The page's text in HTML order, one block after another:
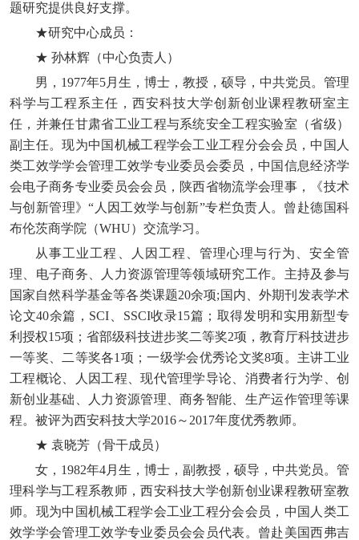
题研究提供良好支撑。
★研究中心成员：
★ 孙林辉（中心负责人）
男，1977年5月生，博士，教授，硕导，中共党员。管理
科学与工程系主任，西安科技大学创新创业课程教研室主
任，并兼任甘肃省工业工程与系统安全工程实验室（省级）
副主任。现为中国机械工程学会工业工程分会会员，中国人
类工效学学会管理工效学专业委员会委员，中国信息经济学
会电子商务专业委员会会员，陕西省物流学会理事，《技术
与创新管理》“人因工效学与创新”专栏负责人。曾赴德国科
布伦茨商学院（WHU）交流学习。
从事工业工程、人因工程、管理心理与行为、安全管
理、电子商务、人力资源管理等领域研究工作。主持及参与
国家自然科学基金等各类课题20余项;国内、外期刊发表学术
论文40余篇，SCI、SSCI收录15篇；取得发明和实用新型专
利授权15项；省部级科技进步奖二等奖2项，教育厅科技进步
一等奖、二等奖各1项；一级学会优秀论文奖8项。主讲工业
工程概论、人因工程、现代管理学导论、消费者行为学、创
新创业基础、人力资源管理、商务智能、生产运作管理等课
程。被评为西安科技大学2016～2017年度优秀教师。
★ 袁晓芳（骨干成员）
女，1982年4月生，博士，副教授，硕导，中共党员。管
理科学与工程系教师，西安科技大学创新创业课程教研室教
师。现为中国机械工程学会工业工程分会会员，中国人类工
效学学会管理工效学专业委员会会员代表。曾赴美国西弗吉